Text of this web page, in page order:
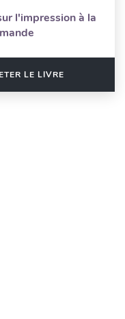
l'impression à la
LE LIVRE